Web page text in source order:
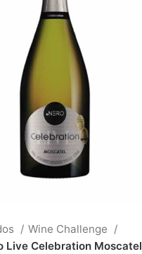
Wine Challenge
Live Celebration Moscatel